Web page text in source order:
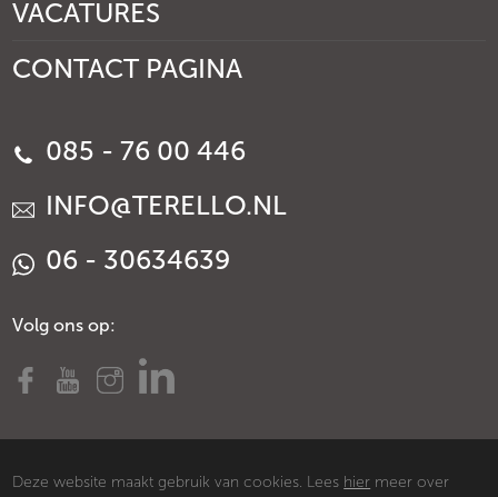
VACATURES
CONTACT PAGINA
085 - 76 00 446
INFO@TERELLO.NL
06 - 30634639
Volg ons op:
Deze website maakt gebruik van cookies. Lees hier meer over